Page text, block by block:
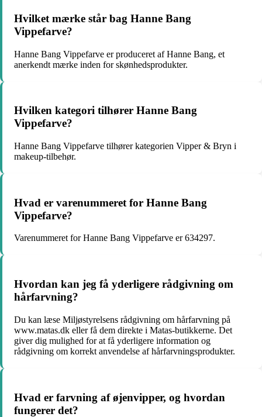
Hvilket mærke står bag Hanne Bang
Vippefarve?
Hanne Bang Vippefarve er produceret af Hanne Bang, et
anerkendt mærke inden for skønhedsprodukter.
Hvilken kategori tilhører Hanne Bang
Vippefarve?
Hanne Bang Vippefarve tilhører kategorien Vipper & Bryn i
makeup-tilbehør.
Hvad er varenummeret for Hanne Bang
Vippefarve?
Varenummeret for Hanne Bang Vippefarve er 634297.
Hvordan kan jeg få yderligere rådgivning om
hårfarvning?
Du kan læse Miljøstyrelsens rådgivning om hårfarvning på
www.matas.dk eller få dem direkte i Matas-butikkerne. Det
giver dig mulighed for at få yderligere information og
rådgivning om korrekt anvendelse af hårfarvningsprodukter.
Hvad er farvning af øjenvipper, og hvordan
fungerer det?